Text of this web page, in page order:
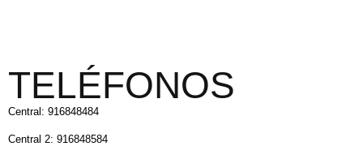
TELÉFONOS
Central: 916848484
Central 2: 916848584